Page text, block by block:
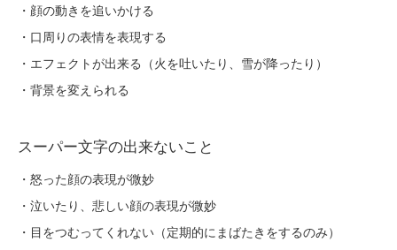
・顔の動きを追いかける
・口周りの表情を表現する
・エフェクトが出来る（火を吐いたり、雪が降ったり）
・背景を変えられる
スーパー文字の出来ないこと
・怒った顔の表現が微妙
・泣いたり、悲しい顔の表現が微妙
・目をつむってくれない（定期的にまばたきをするのみ）